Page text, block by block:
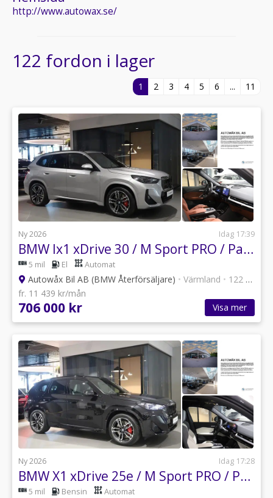
http://www.autowax.se/
122 fordon i lager
1 2 3 4 5 6 ... 11
Ny 2026 Idag 17:39
BMW Ix1 xDrive 30 / M Sport PRO / Panorama / HUD / HK
5 mil El Automat
Autowåx Bil AB (BMW Återförsäljare) • Värmland • 122 annonser
fr. 11 439 kr/mån
706 000 kr Visa mer
Ny 2026 Idag 17:28
BMW X1 xDrive 25e / M Sport PRO / Panorama / Premium / 19"
5 mil Bensin Automat